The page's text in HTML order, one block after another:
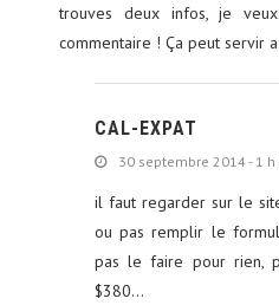
trouves deux infos, je
commentaire ! Ça peut servir a
CAL-EXPAT
30 septembre 2014 - 1
il faut regarder sur le
ou pas remplir le
pas le faire pour rien,
$380…